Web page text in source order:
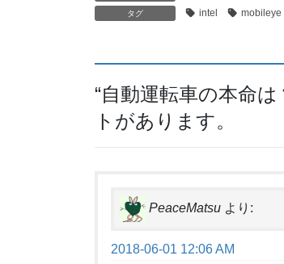
タグ intel mobileye
“自動運転車の本命
トがあります。
PeaceMatsu より:
2018-06-01 12:06 AM